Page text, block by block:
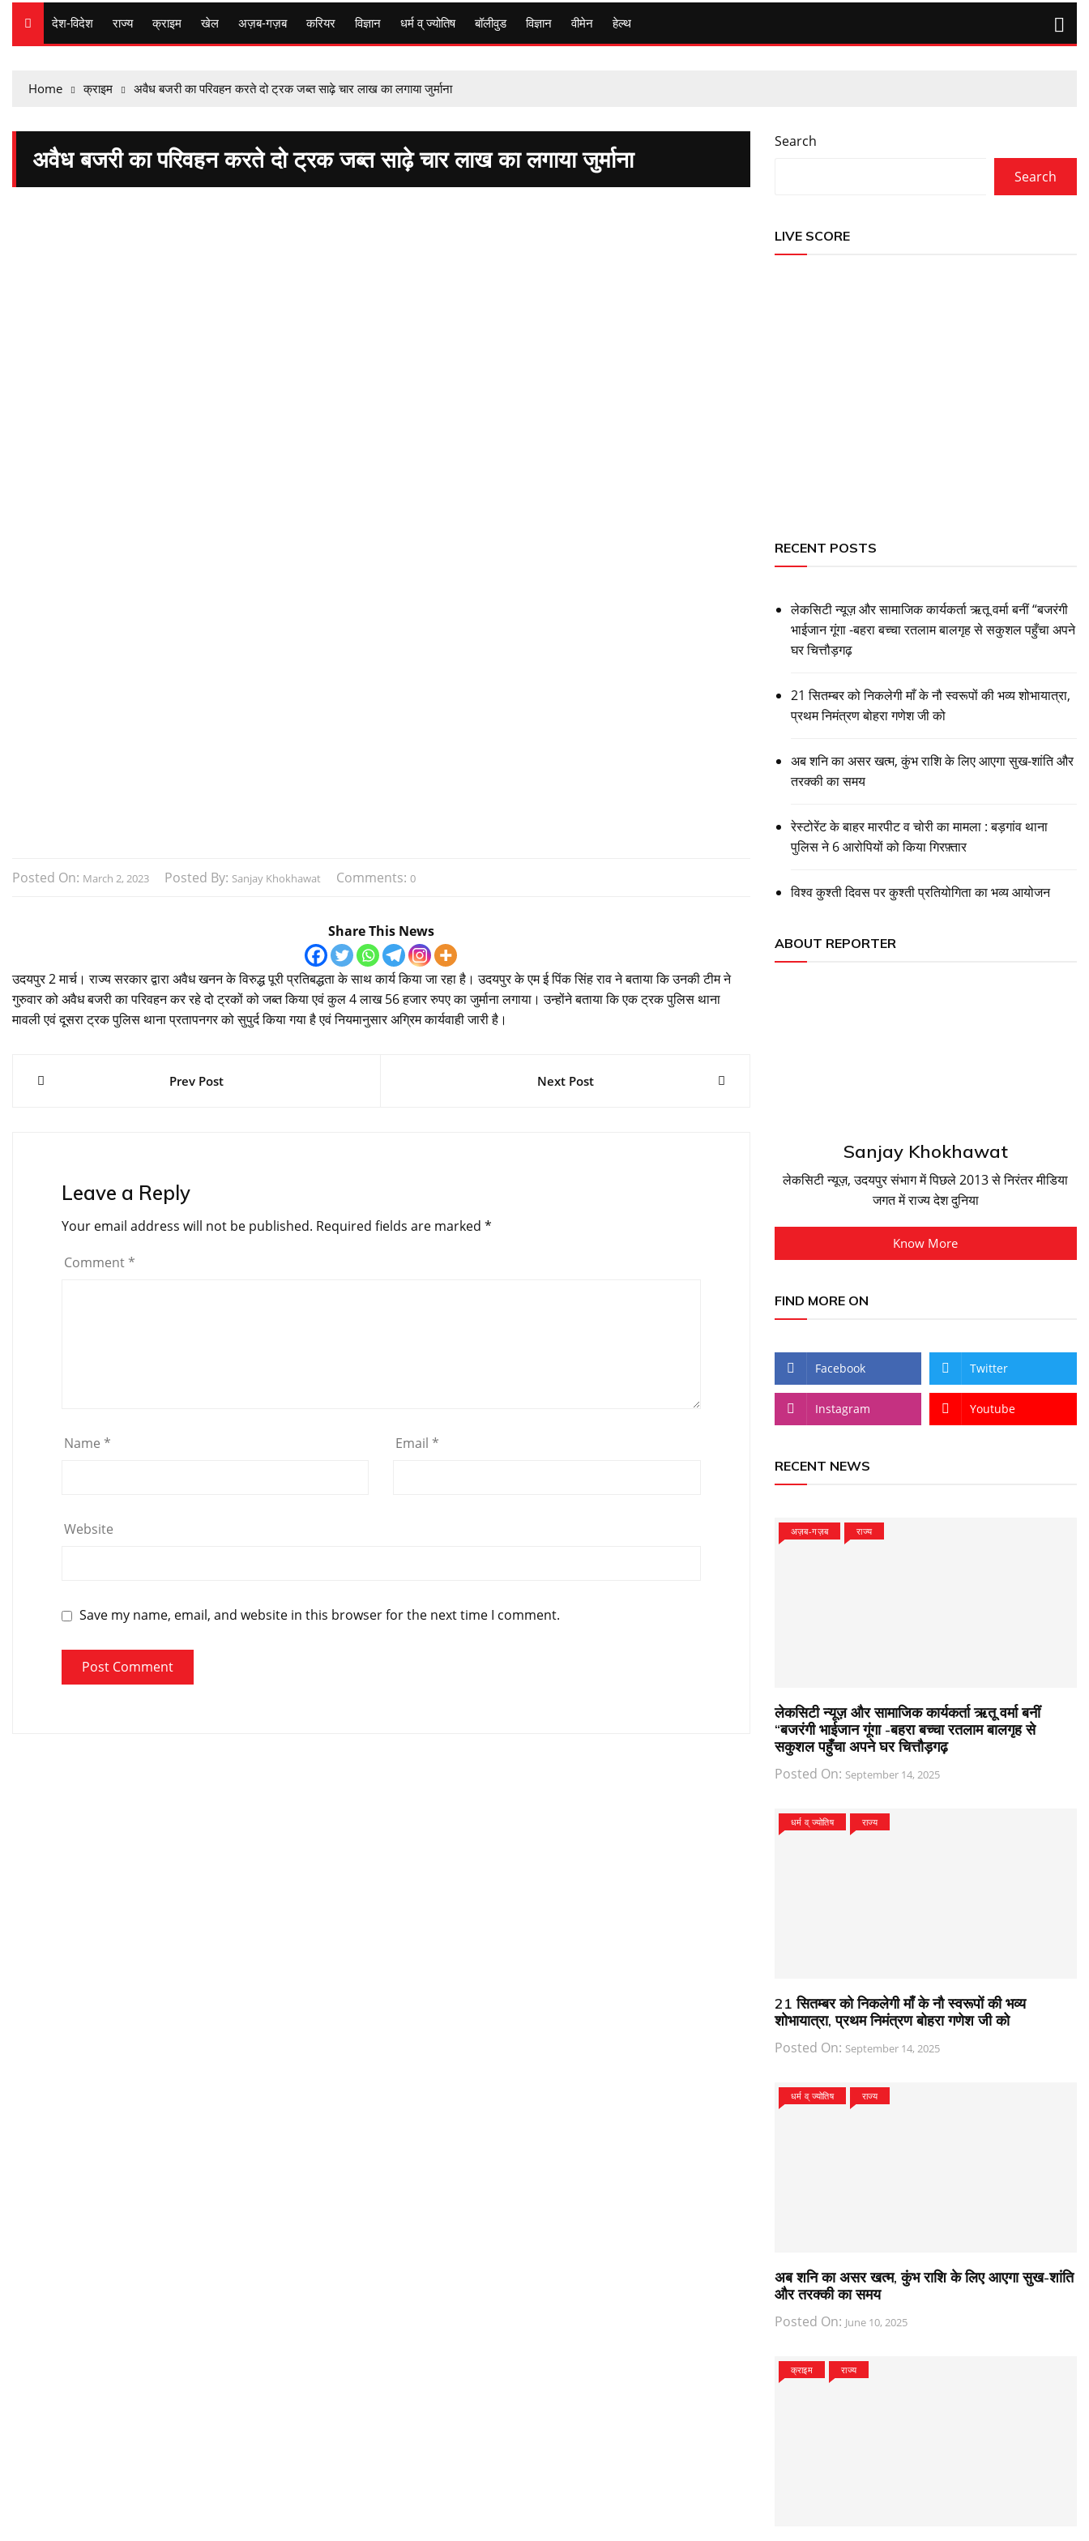
देश-विदेश राज्य क्राइम खेल अज़ब-गज़ब करियर विज्ञान धर्म व् ज्योतिष बॉलीवुड विज्ञान वीमेन हेल्थ
Home क्राइम अवैध बजरी का परिवहन करते दो ट्रक जब्त साढ़े चार लाख का लगाया जुर्माना
अवैध बजरी का परिवहन करते दो ट्रक जब्त साढ़े चार लाख का लगाया जुर्माना
Posted On: March 2, 2023 Posted By: Sanjay Khokhawat Comments: 0
Share This News
उदयपुर 2 मार्च। राज्य सरकार द्वारा अवैध खनन के विरुद्ध पूरी प्रतिबद्धता के साथ कार्य किया जा रहा है। उदयपुर के एम ई पिंक सिंह राव ने बताया कि उनकी टीम ने
गुरुवार को अवैध बजरी का परिवहन कर रहे दो ट्रकों को जब्त किया एवं कुल 4 लाख 56 हजार रुपए का जुर्माना लगाया। उन्होंने बताया कि एक ट्रक पुलिस थाना
मावली एवं दूसरा ट्रक पुलिस थाना प्रतापनगर को सुपुर्द किया गया है एवं नियमानुसार अग्रिम कार्यवाही जारी है।
Post
Prev Post Next Post
Leave a Reply
Your email address will not be published. Required fields are marked *
Comment *
Name * Email *
Website
Save my name, email, and website in this browser for the next time I comment.
Search
Search
LIVE SCORE
RECENT POSTS
लेकसिटी न्यूज़ और सामाजिक कार्यकर्ता ऋतू वर्मा बनीं “बजरंगी
भाईजान गूंगा -बहरा बच्चा रतलाम बालगृह से सकुशल पहुँचा अपने
घर चित्तौड़गढ़
21 सितम्बर को निकलेगी माँ के नौ स्वरूपों की भव्य शोभायात्रा,
प्रथम निमंत्रण बोहरा गणेश जी को
अब शनि का असर खत्म, कुंभ राशि के लिए आएगा सुख-शांति और
तरक्की का समय
रेस्टोरेंट के बाहर मारपीट व चोरी का मामला : बड़गांव थाना
पुलिस ने 6 आरोपियों को किया गिरफ़्तार
विश्व कुश्ती दिवस पर कुश्ती प्रतियोगिता का भव्य आयोजन
ABOUT REPORTER
Sanjay Khokhawat
लेकसिटी न्यूज़, उदयपुर संभाग में पिछले 2013 से निरंतर मीडिया
जगत में राज्य देश दुनिया
Know More
FIND MORE ON
Facebook Twitter
Instagram Youtube
RECENT NEWS
अज़ब-गज़ब राज्य
लेकसिटी न्यूज़ और सामाजिक कार्यकर्ता ऋतू वर्मा बनीं
“बजरंगी भाईजान गूंगा -बहरा बच्चा रतलाम बालगृह से
सकुशल पहुँचा अपने घर चित्तौड़गढ़
Posted On: September 14, 2025
धर्म व् ज्योतिष राज्य
21 सितम्बर को निकलेगी माँ के नौ स्वरूपों की भव्य
शोभायात्रा, प्रथम निमंत्रण बोहरा गणेश जी को
Posted On: September 14, 2025
धर्म व् ज्योतिष राज्य
अब शनि का असर खत्म, कुंभ राशि के लिए आएगा सुख-शांति
और तरक्की का समय
Posted On: June 10, 2025
क्राइम राज्य